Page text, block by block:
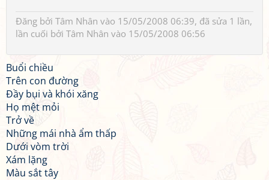
Đăng bởi Tâm Nhân vào 15/05/2008 06:39, đã sửa 1 lần,
lần cuối bởi Tâm Nhân vào 15/05/2008 06:56
Buổi chiều
Trên con đường
Đầy bụi và khói xăng
Họ mệt mỏi
Trở về
Những mái nhà ẩm thấp
Dưới vòm trời
Xám lặng
Màu sắt tây